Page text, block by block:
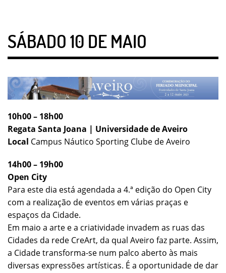
SÁBADO 10 DE MAIO
10h00 – 18h00
Regata Santa Joana | Universidade de Aveiro
Local Campus Náutico Sporting Clube de Aveiro
14h00 – 19h00
Open City
Para este dia está agendada a 4.ª edição do Open City
com a realização de eventos em várias praças e
espaços da Cidade.
Em maio a arte e a criatividade invadem as ruas das
Cidades da rede CreArt, da qual Aveiro faz parte. Assim,
a Cidade transforma-se num palco aberto às mais
diversas expressões artísticas. É a oportunidade de dar